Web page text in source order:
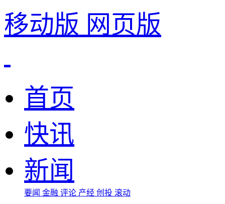
移动版 网页版
首页
快讯
新闻
要闻 金融 评论 产经 创投 滚动